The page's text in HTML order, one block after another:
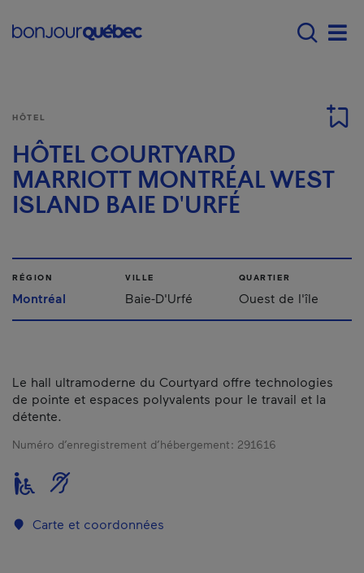
Main navigation -
HÔTEL
HÔTEL COURTYARD
MARRIOTT MONTRÉAL WEST
ISLAND BAIE D'URFÉ
RÉGION
Montréal
VILLE
Baie-D'Urfé
QUARTIER
Ouest de l'île
Le hall ultramoderne du Courtyard offre technologies
de pointe et espaces polyvalents pour le travail et la
détente.
Numéro d’enregistrement d’hébergement : 291616
Carte et coordonnées